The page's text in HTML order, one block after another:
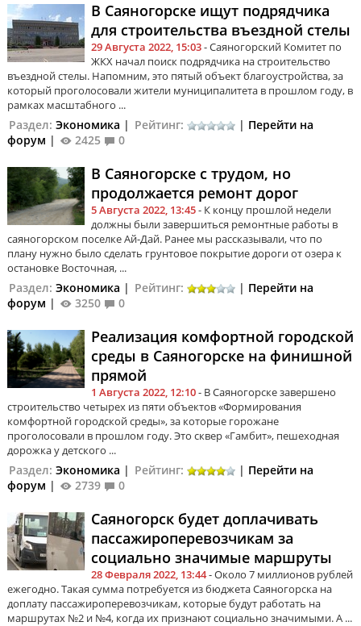
В Саяногорске ищут подрядчика
для строительства въездной стелы
29 Августа 2022, 15:03- Саяногорский Комитет по
ЖКХ начал поиск подрядчика на строительство
въездной стелы. Напомним, это пятый объект благоустройства, за
который проголосовали жители муниципалитета в прошлом году, в
рамках масштабного ...
Раздел: Экономика | Рейтинг: | Перейти на
форум | 2425 0
В Саяногорске с трудом, но
продолжается ремонт дорог
5 Августа 2022, 13:45- К концу прошлой недели
должны были завершиться ремонтные работы в
саяногорском поселке Ай-Дай. Ранее мы рассказывали, что по
плану нужно было сделать грунтовое покрытие дороги от озера к
остановке Восточная, ...
Раздел: Экономика | Рейтинг: | Перейти на
форум | 3250 0
Реализация комфортной городской
среды в Саяногорске на финишной
прямой
1 Августа 2022, 12:10- В Саяногорске завершено
строительство четырех из пяти объектов «Формирования
комфортной городской среды», за которые горожане
проголосовали в прошлом году. Это сквер «Гамбит», пешеходная
дорожка у детского ...
Раздел: Экономика | Рейтинг: | Перейти на
форум | 2739 0
Саяногорск будет доплачивать
пассажироперевозчикам за
социально значимые маршруты
28 Февраля 2022, 13:44- Около 7 миллионов рублей
ежегодно. Такая сумма потребуется из бюджета Саяногорска на
доплату пассажироперевозчикам, которые будут работать на
маршрутах №2 и №4, когда их признают социально значимыми. А ...